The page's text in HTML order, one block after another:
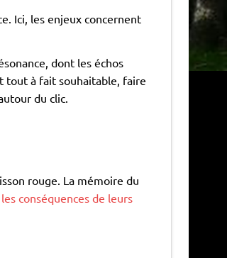
Ici, les enjeux concernent
dont les échos
tout à fait souhaitable, faire
du clic.
rouge. La mémoire du
conséquences de leurs